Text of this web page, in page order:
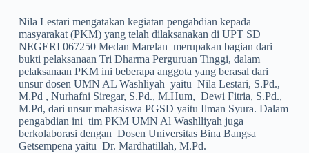
Nila Lestari mengatakan kegiatan pengabdian kepada
masyarakat (PKM) yang telah dilaksanakan di UPT SD
NEGERI 067250 Medan Marelan merupakan bagian dari
bukti pelaksanaan Tri Dharma Perguruan Tinggi, dalam
pelaksanaan PKM ini beberapa anggota yang berasal dari
unsur dosen UMN AL Washliyah yaitu Nila Lestari, S.Pd.,
M.Pd , Nurhafni Siregar, S.Pd., M.Hum, Dewi Fitria, S.Pd.,
M.Pd, dari unsur mahasiswa PGSD yaitu Ilman Syura. Dalam
pengabdian ini tim PKM UMN Al Washlliyah juga
berkolaborasi dengan Dosen Universitas Bina Bangsa
Getsempena yaitu Dr. Mardhatillah, M.Pd.